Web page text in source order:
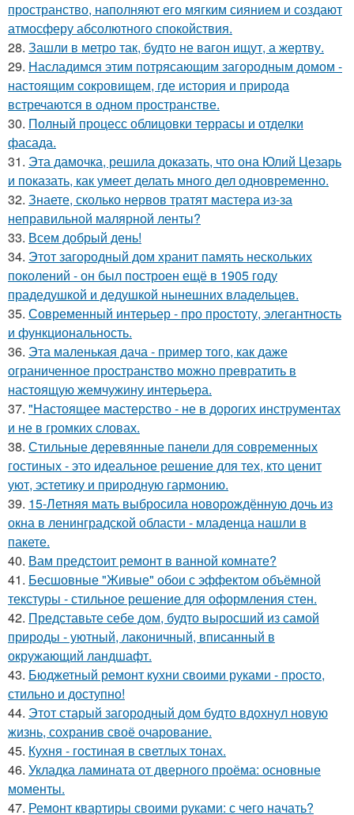
пространство, наполняют его мягким сиянием и создают
атмосферу абсолютного спокойствия.
28. Зашли в метро так, будто не вагон ищут, а жертву.
29. Насладимся этим потрясающим загородным домом -
настоящим сокровищем, где история и природа
встречаются в одном пространстве.
30. Полный процесс облицовки террасы и отделки
фасада.
31. Эта дамочка, решила доказать, что она Юлий Цезарь
и показать, как умеет делать много дел одновременно.
32. Знаете, сколько нервов тратят мастера из-за
неправильной малярной ленты?
33. Всем добрый день!
34. Этот загородный дом хранит память нескольких
поколений - он был построен ещё в 1905 году
прадедушкой и дедушкой нынешних владельцев.
35. Современный интерьер - про простоту, элегантность
и функциональность.
36. Эта маленькая дача - пример того, как даже
ограниченное пространство можно превратить в
настоящую жемчужину интерьера.
37. "Настоящее мастерство - не в дорогих инструментах
и не в громких словах.
38. Стильные деревянные панели для современных
гостиных - это идеальное решение для тех, кто ценит
уют, эстетику и природную гармонию.
39. 15-Летняя мать выбросила новорождённую дочь из
окна в ленинградской области - младенца нашли в
пакете.
40. Вам предстоит ремонт в ванной комнате?
41. Бесшовные "Живые" обои с эффектом объёмной
текстуры - стильное решение для оформления стен.
42. Представьте себе дом, будто выросший из самой
природы - уютный, лаконичный, вписанный в
окружающий ландшафт.
43. Бюджетный ремонт кухни своими руками - просто,
стильно и доступно!
44. Этот старый загородный дом будто вдохнул новую
жизнь, сохранив своё очарование.
45. Кухня - гостиная в светлых тонах.
46. Укладка ламината от дверного проёма: основные
моменты.
47. Ремонт квартиры своими руками: с чего начать?